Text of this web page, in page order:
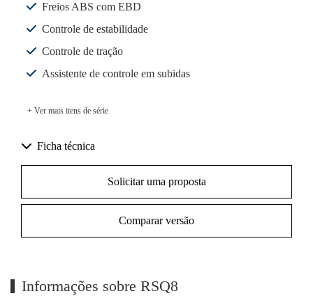
Freios ABS com EBD
Controle de estabilidade
Controle de tração
Assistente de controle em subidas
+ Ver mais itens de série
Ficha técnica
Solicitar uma proposta
Comparar versão
Informações sobre RSQ8